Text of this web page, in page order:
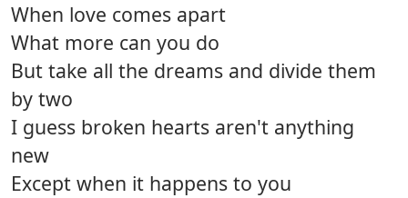
When love comes apart
What more can you do
But take all the dreams and divide them
by two
I guess broken hearts aren't anything
new
Except when it happens to you